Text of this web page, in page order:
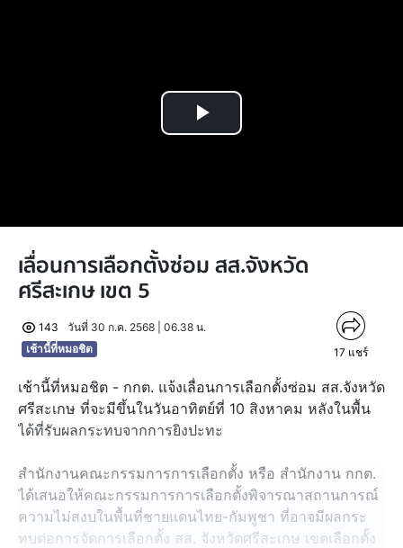
Play
เลื่อนการเลือกตั้งซ่อม สส.จังหวัด
ศรีสะเกษ เขต 5
143
วันที่ 30 ก.ค. 2568 | 06.38 น.
เช้านี้ที่หมอชิต
17 แชร์
เช้านี้ที่หมอชิต - กกต. แจ้งเลื่อนการเลือกตั้งซ่อม สส.จังหวัด
ศรีสะเกษ ที่จะมีขึ้นในวันอาทิตย์ที่ 10 สิงหาคม หลังในพื้น
ได้ที่รับผลกระทบจากการยิงปะทะ
สำนักงานคณะกรรมการการเลือกตั้ง หรือ สำนักงาน กกต.
ได้เสนอให้คณะกรรมการการเลือกตั้งพิจารณาสถานการณ์
ความไม่สงบในพื้นที่ชายแดนไทย-กัมพูชา ที่อาจมีผลกระ
ทบต่อการจัดการเลือกตั้ง สส. จังหวัดศรีสะเกษ เขตเลือกตั้ง